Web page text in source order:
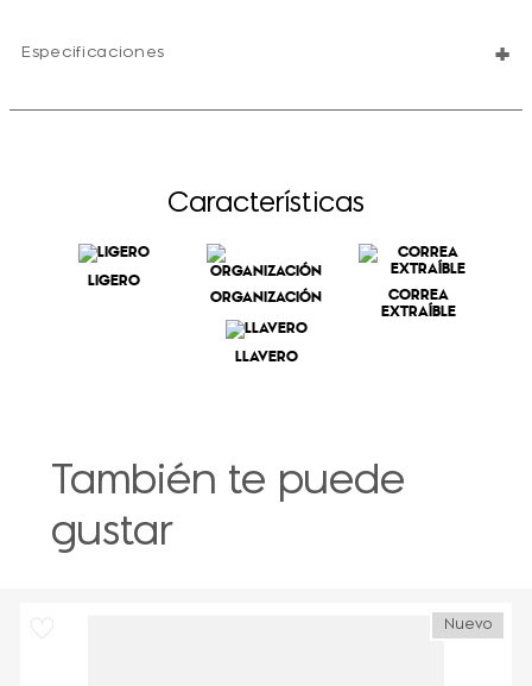
Especificaciones +
Características
LIGERO
ORGANIZACIÓN
CORREA
EXTRAÍBLE
LLAVERO
También te puede
gustar
Nuevo